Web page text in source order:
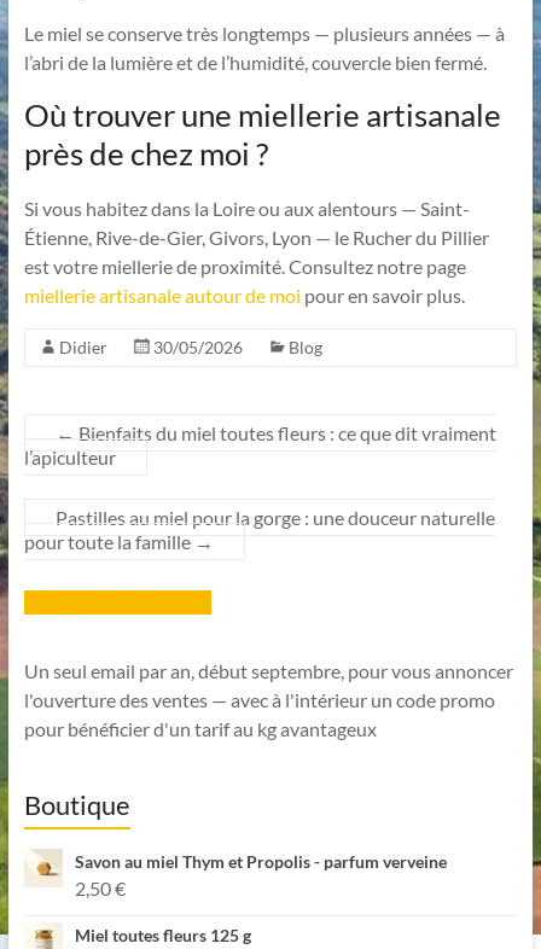
Le miel se conserve très longtemps — plusieurs années — à
l’abri de la lumière et de l’humidité, couvercle bien fermé.
Où trouver une miellerie artisanale
près de chez moi ?
Si vous habitez dans la Loire ou aux alentours — Saint-
Étienne, Rive-de-Gier, Givors, Lyon — le Rucher du Pillier
est votre miellerie de proximité. Consultez notre page
miellerie artisanale autour de moi pour en savoir plus.
Didier 30/05/2026 Blog
← Bienfaits du miel toutes fleurs : ce que dit vraiment
l’apiculteur
Pastilles au miel pour la gorge : une douceur naturelle
pour toute la famille →
Un seul email par an, début septembre, pour vous annoncer
l'ouverture des ventes — avec à l'intérieur un code promo
pour bénéficier d'un tarif au kg avantageux
Boutique
Savon au miel Thym et Propolis - parfum verveine
2,50€
Miel toutes fleurs 125 g